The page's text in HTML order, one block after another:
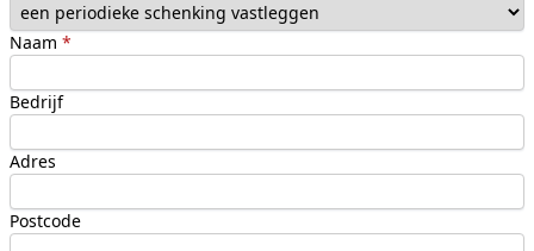
Naam *
Bedrijf
Adres
Postcode